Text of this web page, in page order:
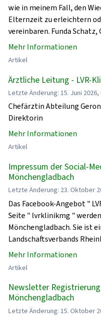
wie in meinem Fall, den
Elternzeit zu erleichtern
vereinbaren. Funda
Mehr Informationen
Artikel
Ärztliche Leitung - LVR-
Letzte Änderung: 15. Juni 2026,
Chefärztin Abteilung
Direktorin
Mehr Informationen
Artikel
Impressum der Social-
Mönchengladbach
Letzte Änderung: 23. Oktober
Das Facebook-Angebot "
Seite " lvrklinikmg "
Mönchengladbach. Sie ist
Landschaftsverbands
Mehr Informationen
Artikel
Newsletter Registrierung
Mönchengladbach
Letzte Änderung: 15. Oktober